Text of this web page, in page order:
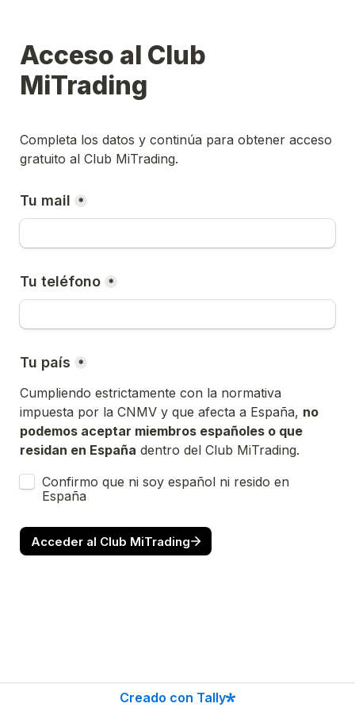
Acceso al Club
MiTrading
Completa los datos y continúa para obtener acceso
gratuito al Club MiTrading.
Tu mail *
Tu teléfono *
Tu país *
Cumpliendo estrictamente con la normativa
impuesta por la CNMV y que afecta a España, no
podemos aceptar miembros españoles o que
residan en España dentro del Club MiTrading.
Confirmo que ni soy español ni resido en
España
Acceder al Club MiTrading
Creado con Tally